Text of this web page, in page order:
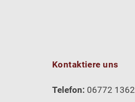
Kontaktiere uns
Telefon: 06772 1362